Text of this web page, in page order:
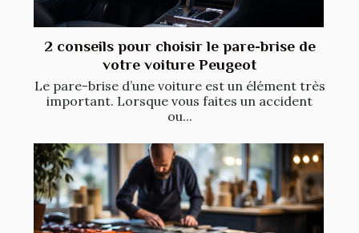
2 conseils pour choisir le pare-brise de
votre voiture Peugeot
Le pare-brise d’une voiture est un élément très
important. Lorsque vous faites un accident
ou...